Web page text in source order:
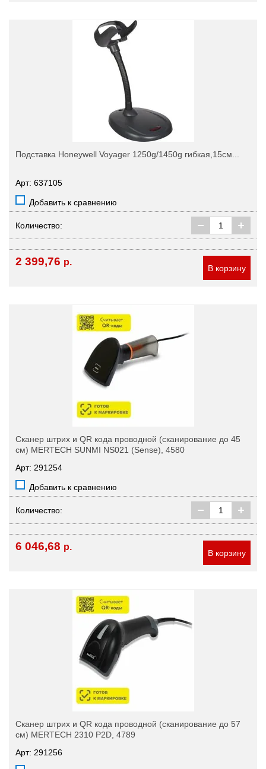
Подставка Honeywell Voyager 1250g/1450g гибкая,15см...
Арт: 637105
Добавить к сравнению
Количество:
2 399,76 р.
В корзину
Сканер штрих и QR кода проводной (сканирование до 45
см) MERTECH SUNMI NS021 (Sense), 4580
Арт: 291254
Добавить к сравнению
Количество:
6 046,68 р.
В корзину
Сканер штрих и QR кода проводной (сканирование до 57
см) MERTECH 2310 P2D, 4789
Арт: 291256